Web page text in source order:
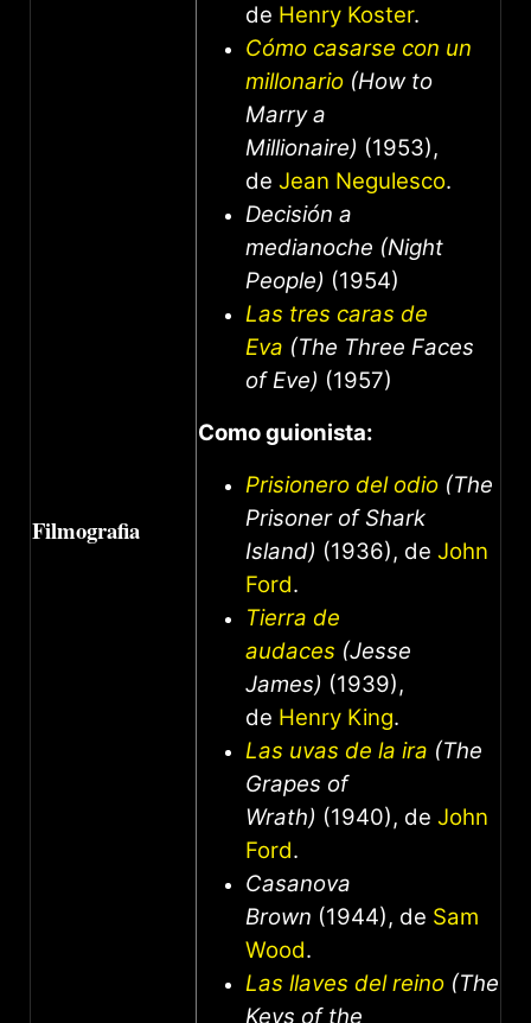
Filmografia
de Henry Koster.
Cómo casarse con un
millonario (How to
Marry a
Millionaire) (1953),
de Jean Negulesco.
Decisión a
medianoche (Night
People) (1954)
Las tres caras de
Eva (The Three Faces
of Eve) (1957)
Como guionista:
Prisionero del odio (The
Prisoner of Shark
Island) (1936), de John
Ford.
Tierra de
audaces (Jesse
James) (1939),
de Henry King.
Las uvas de la ira (The
Grapes of
Wrath) (1940), de John
Ford.
Casanova
Brown (1944), de Sam
Wood.
Las llaves del reino (The
Keys of the